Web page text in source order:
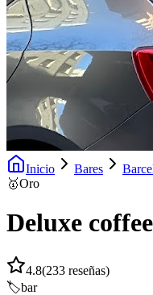
Inicio Bares
🥇Oro
Deluxe
4.8(233 reseñas)
🏷️bar